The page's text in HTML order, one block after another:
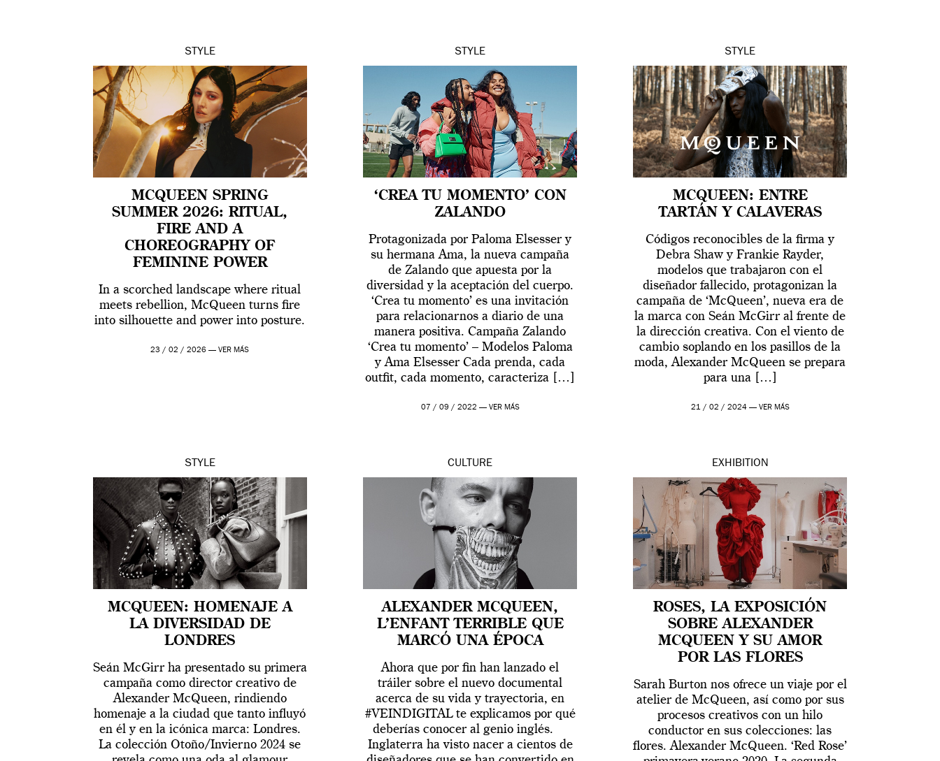
STYLE
MCQUEEN SPRING
SUMMER 2026: RITUAL,
FIRE AND A
CHOREOGRAPHY OF
FEMININE POWER
In a scorched landscape where ritual
meets rebellion, McQueen turns fire
into silhouette and power into posture.
23 / 02 / 2026 —VER MÁS
STYLE
‘CREA TU MOMENTO’ CON
ZALANDO
Protagonizada por Paloma Elsesser y
su hermana Ama, la nueva campaña
de Zalando que apuesta por la
diversidad y la aceptación del cuerpo.
‘Crea tu momento’ es una invitación
para relacionarnos a diario de una
manera positiva. Campaña Zalando
‘Crea tu momento’ – Modelos Paloma
y Ama Elsesser Cada prenda, cada
outfit, cada momento, caracteriza […]
07 / 09 / 2022 — VER MÁS
STYLE
MCQUEEN: ENTRE
TARTÁN Y CALAVERAS
Códigos reconocibles de la firma y
Debra Shaw y Frankie Rayder,
modelos que trabajaron con el
diseñador fallecido, protagonizan la
campaña de ‘McQueen’, nueva era de
la marca con Seán McGirr al frente de
la dirección creativa. Con el viento de
cambio soplando en los pasillos de la
moda, Alexander McQueen se prepara
para una […]
21 / 02 / 2024 — VER MÁS
STYLE
MCQUEEN: HOMENAJE A
LA DIVERSIDAD DE
LONDRES
Seán McGirr ha presentado su primera
campaña como director creativo de
Alexander McQueen, rindiendo
homenaje a la ciudad que tanto influyó
en él y en la icónica marca: Londres.
La colección Otoño/Invierno 2024 se
CULTURE
ALEXANDER MCQUEEN,
L’ENFANT TERRIBLE QUE
MARCÓ UNA ÉPOCA
Ahora que por fin han lanzado el
tráiler sobre el nuevo documental
acerca de su vida y trayectoria, en
#VEINDIGITAL te explicamos por qué
deberías conocer al genio inglés.
Inglaterra ha visto nacer a cientos de
EXHIBITION
ROSES, LA EXPOSICIÓN
SOBRE ALEXANDER
MCQUEEN Y SU AMOR
POR LAS FLORES
Sarah Burton nos ofrece un viaje por el
atelier de McQueen, así como por sus
procesos creativos con un hilo
conductor en sus colecciones: las
flores. Alexander McQueen. ‘Red Rose’